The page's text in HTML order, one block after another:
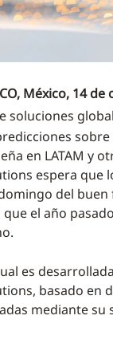
México, 14
soluciones
en LATAM y
espera que
del buen
el año
es
basado en
mediante su